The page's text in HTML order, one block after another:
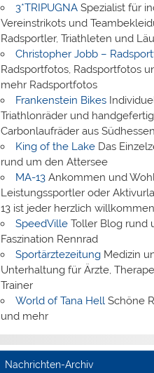
3*TRIPUGNASpezialist für
Vereinstrikots und
Radsportler, Triathleten und
Christopher Jobb –
Radsportfotos, Radsportfotos
mehr Radsportfotos
Frankenstein Bikes
Triathlonräder und
Carbonlaufräder aus Südhessen
King of the LakeDas
rund um den Attersee
MA-13Ankommen und
Leistungssportler oder
13 ist jeder herzlich willkommen.
SpeedVilleToller Blog rund
Faszination Rennrad
SportärztezeitungMedizin
Unterhaltung für Ärzte,
Trainer
World of Tana Hell Schöne
und mehr
Nachrichten-Archiv